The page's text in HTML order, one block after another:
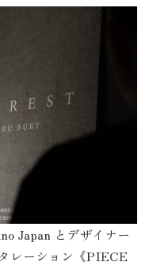
Japan とデザイナー
レーション《PIECE